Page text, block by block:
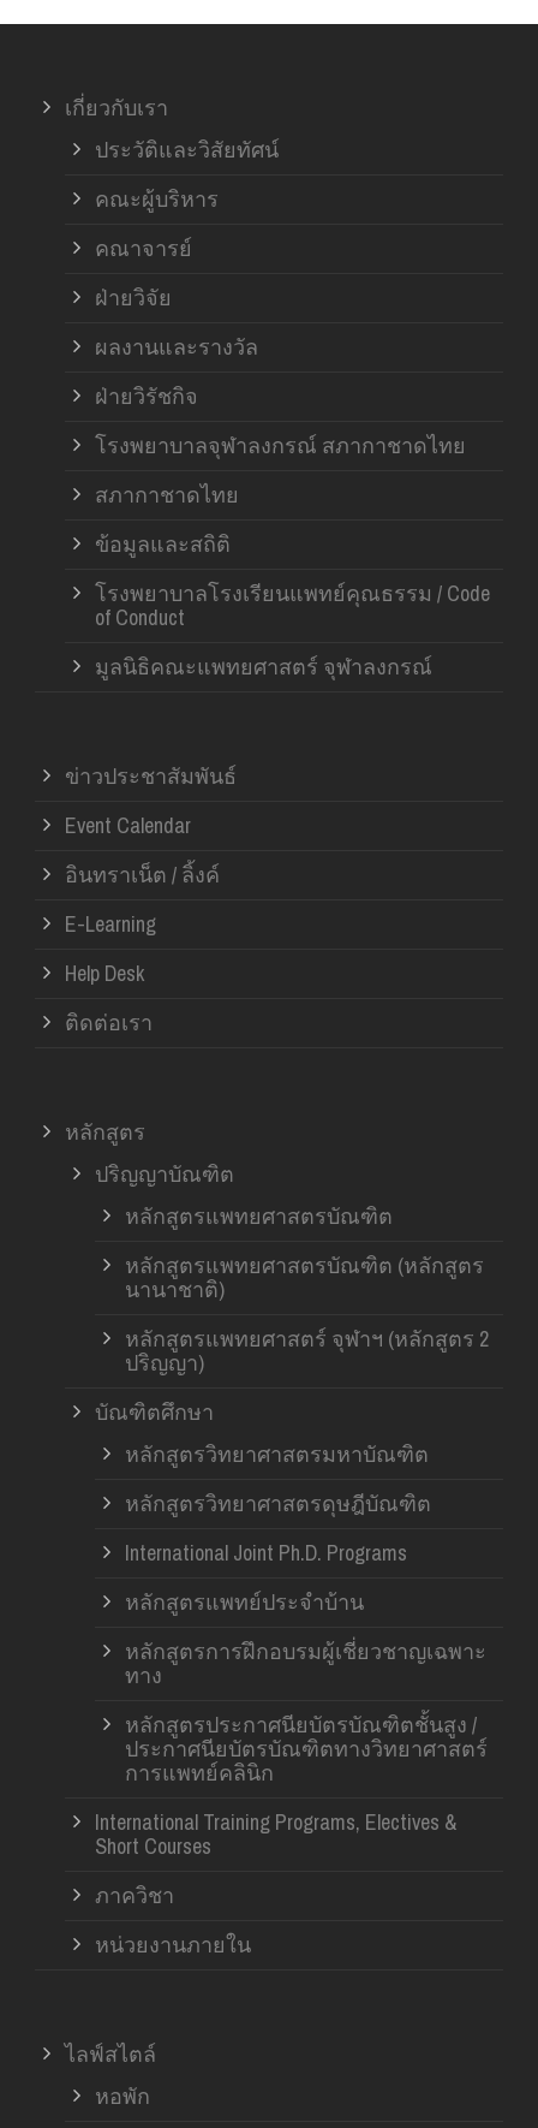
เกี่ยวกับเรา
ประวัติและวิสัยทัศน์
คณะผู้บริหาร
คณาจารย์
ฝ่ายวิจัย
ผลงานและรางวัล
ฝ่ายวิรัชกิจ
โรงพยาบาลจุฬาลงกรณ์ สภากาชาดไทย
สภากาชาดไทย
ข้อมูลและสถิติ
โรงพยาบาลโรงเรียนแพทย์คุณธรรม / Code
of Conduct
มูลนิธิคณะแพทยศาสตร์ จุฬาลงกรณ์
ข่าวประชาสัมพันธ์
Event Calendar
อินทราเน็ต / ลิ้งค์
E-Learning
Help Desk
ติดต่อเรา
หลักสูตร
ปริญญาบัณฑิต
หลักสูตรแพทยศาสตรบัณฑิต
หลักสูตรแพทยศาสตรบัณฑิต (หลักสูตร
นานาชาติ)
หลักสูตรแพทยศาสตร์ จุฬาฯ (หลักสูตร 2
ปริญญา)
บัณฑิตศึกษา
หลักสูตรวิทยาศาสตรมหาบัณฑิต
หลักสูตรวิทยาศาสตรดุษฎีบัณฑิต
International Joint Ph.D. Programs
หลักสูตรแพทย์ประจำบ้าน
หลักสูตรการฝึกอบรมผู้เชี่ยวชาญเฉพาะ
ทาง
หลักสูตรประกาศนียบัตรบัณฑิตชั้นสูง /
ประกาศนียบัตรบัณฑิตทางวิทยาศาสตร์
การแพทย์คลินิก
International Training Programs, Electives &
Short Courses
ภาควิชา
หน่วยงานภายใน
ไลฟ์สไตล์
หอพัก